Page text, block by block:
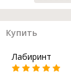
Купить
Лабиринт